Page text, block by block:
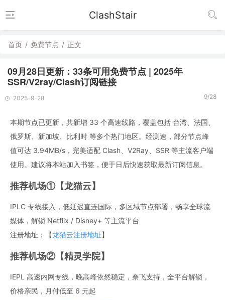
ClashStair
首页 / 免费节点 / 正文
09月28日更新：33条可用免费节点 | 2025年
SSR/V2ray/Clash订阅链接
2025-9-28 9/28
本期节点已更新，共新增 33 个高速线路，覆盖包括 台湾、法国、
俄罗斯、新加坡、比利时 等多个热门地区。经测速，部分节点峰
值可达 3.94MB/s，完美适配 Clash、V2Ray、SSR 等主流客户端
使用。建议将本站加入书签，便于日后快速获取最新订阅信息。
推荐机场①【龙猫云】
IPLC 专线接入，低延迟直连国际，多区域节点部署，畅享全球流
媒体，解锁 Netflix / Disney+ 等主流平台
注册地址：【龙猫云注册地址】
推荐机场②【精灵学院】
IEPL 高速内网专线，晚高峰依然稳定，奈飞支持，全平台解锁，
价格亲民，月付低至 6 元起